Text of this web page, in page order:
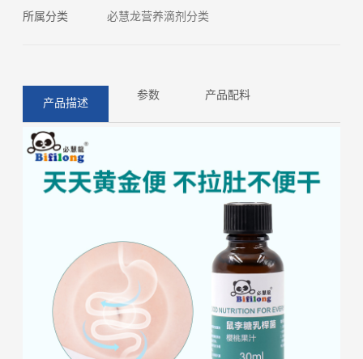
所属分类 必慧龙营养滴剂分类
产品描述 参数 产品配料